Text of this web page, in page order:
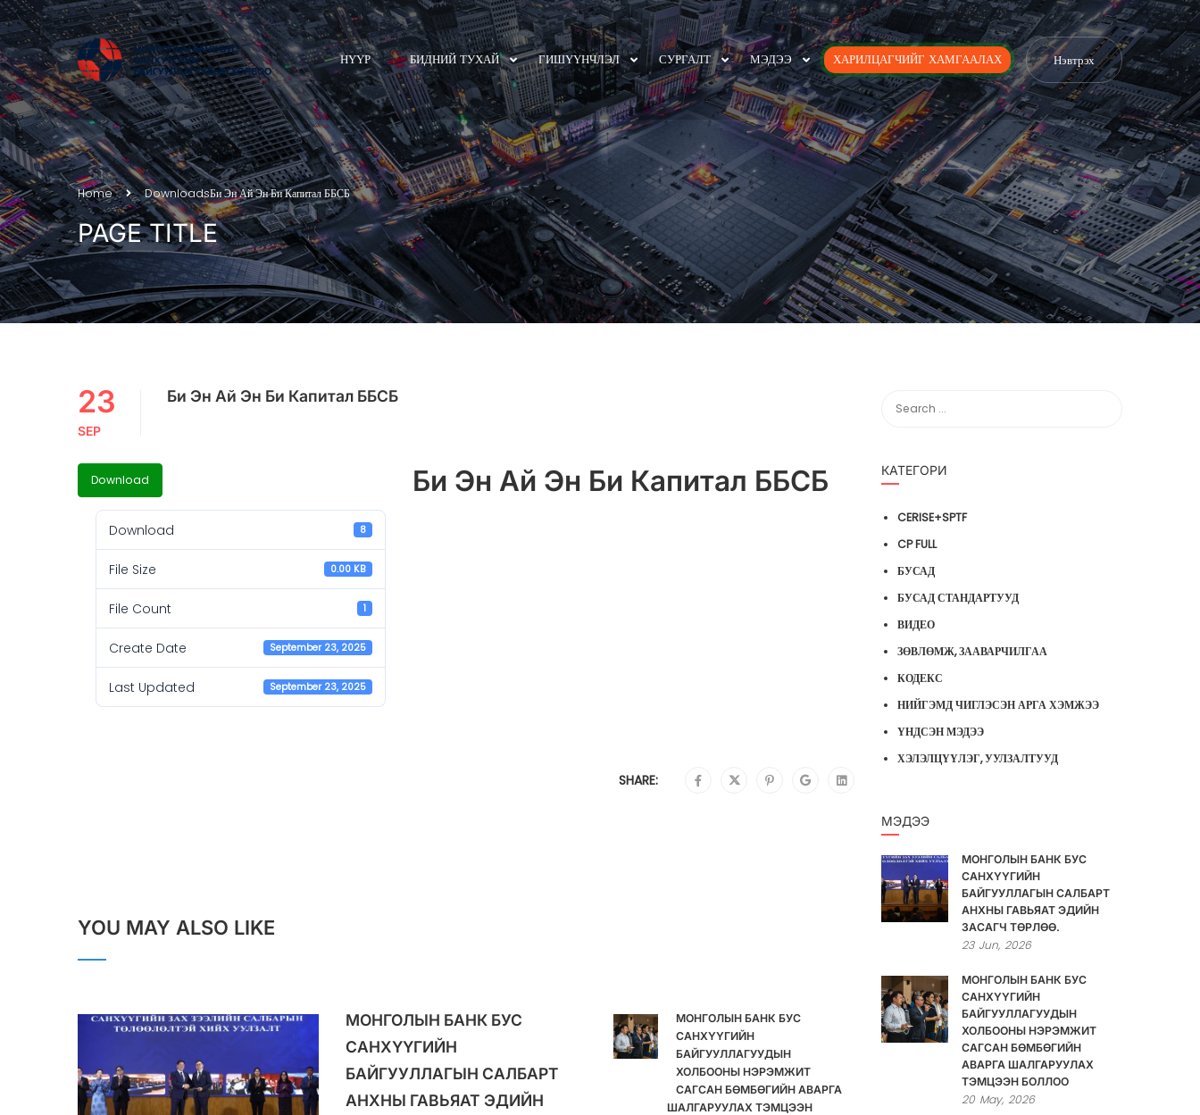
НҮҮР БИДНИЙ ТУХАЙ ГИШҮҮНЧЛЭЛ СУРГАЛТ МЭДЭЭ ХАРИЛЦАГЧИЙГ ХАМГААЛАХ Нэвтрэх
Home DownloadsБи Эн Ай Эн Би Капитал ББСБ
PAGE TITLE
23
SEP
Би Эн Ай Эн Би Капитал ББСБ
Download
Download 8
File Size 0.00 KB
File Count 1
Create Date September 23, 2025
Last Updated September 23, 2025
Би Эн Ай Эн Би Капитал ББСБ
SHARE:
YOU MAY ALSO LIKE
МОНГОЛЫН БАНК БУС
САНХҮҮГИЙН
БАЙГУУЛЛАГЫН САЛБАРТ
АНХНЫ ГАВЬЯАТ ЭДИЙН
МОНГОЛЫН БАНК БУС
САНХҮҮГИЙН
БАЙГУУЛЛАГУУДЫН
ХОЛБООНЫ НЭРЭМЖИТ
САГСАН БӨМБӨГИЙН АВАРГА
ШАЛГАРУУЛАХ ТЭМЦЭЭН
КАТЕГОРИ
CERISE+SPTF
CP FULL
БУСАД
БУСАД СТАНДАРТУУД
ВИДЕО
ЗӨВЛӨМЖ, ЗААВАРЧИЛГАА
КОДЕКС
НИЙГЭМД ЧИГЛЭСЭН АРГА ХЭМЖЭЭ
ҮНДСЭН МЭДЭЭ
ХЭЛЭЛЦҮҮЛЭГ, УУЛЗАЛТУУД
МЭДЭЭ
МОНГОЛЫН БАНК БУС
САНХҮҮГИЙН
БАЙГУУЛЛАГЫН САЛБАРТ
АНХНЫ ГАВЬЯАТ ЭДИЙН
ЗАСАГЧ ТӨРЛӨӨ.
23 Jun, 2026
МОНГОЛЫН БАНК БУС
САНХҮҮГИЙН
БАЙГУУЛЛАГУУДЫН
ХОЛБООНЫ НЭРЭМЖИТ
САГСАН БӨМБӨГИЙН
АВАРГА ШАЛГАРУУЛАХ
ТЭМЦЭЭН БОЛЛОО
20 May, 2026